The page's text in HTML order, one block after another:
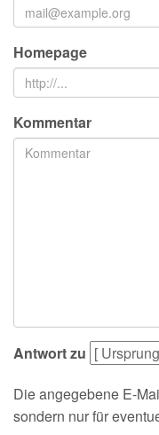
Homepage
Kommentar
Antwort zu
Die angegebene E-
sondern nur für